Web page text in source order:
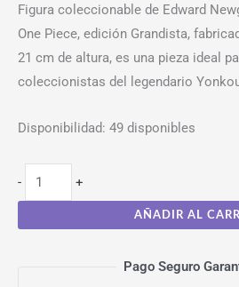
Figura coleccionable de Edward
One Piece, edición Grandista,
21 cm de altura, es una pieza ideal
coleccionistas del legendario
Disponibilidad: 49 disponibles
- +
AÑADIR AL
Pago Seguro